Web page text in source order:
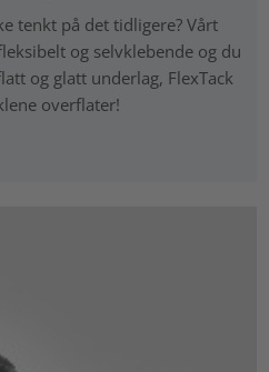
tenkt på det tidligere? Vårt
og selvklebende og du
og glatt underlag, FlexTack
overflater!